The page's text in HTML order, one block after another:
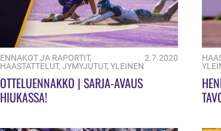
ENNAKOT JA RAPORTIT,
HAASTATTELUT, JYMYJUTUT, YLEINEN
2.7.2020
OTTELUENNAKKO | SARJA-AVAUS
HIUKASSA!